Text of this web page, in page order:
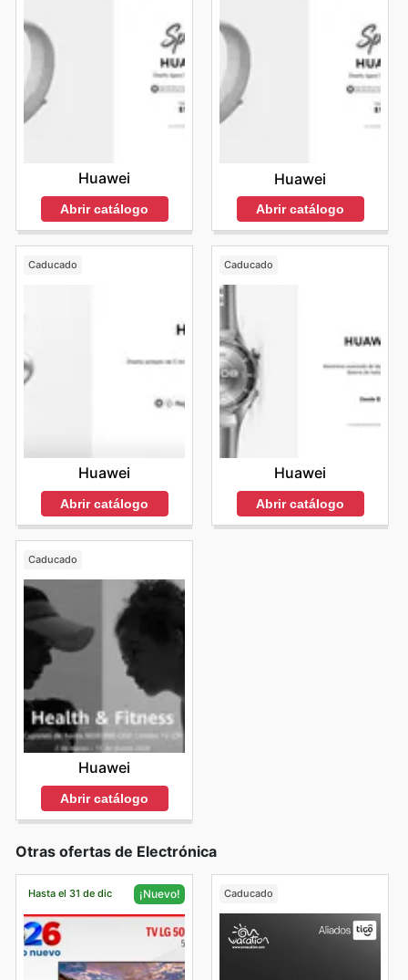
Huawei
Abrir catálogo
Huawei
Abrir catálogo
Caducado
Huawei
Abrir catálogo
Caducado
Huawei
Abrir catálogo
Caducado
Huawei
Abrir catálogo
Otras ofertas de Electrónica
Hasta el 31 de dic ¡Nuevo! Caducado